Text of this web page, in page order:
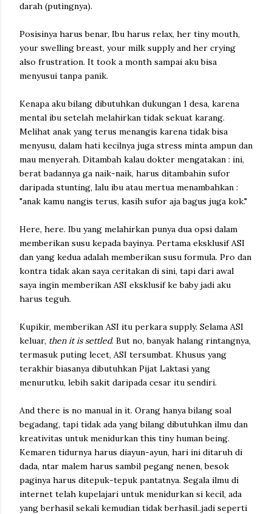
darah (putingnya).
Posisinya harus benar, Ibu harus relax, her tiny mouth,
your swelling breast, your milk supply and her crying
also frustration. It took a month sampai aku bisa
menyusui tanpa panik.
Kenapa aku bilang dibutuhkan dukungan 1 desa, karena
mental ibu setelah melahirkan tidak sekuat karang.
Melihat anak yang terus menangis karena tidak bisa
menyusu, dalam hati kecilnya juga stress minta ampun dan
mau menyerah. Ditambah kalau dokter mengatakan : ini,
berat badannya ga naik-naik, harus ditambahin sufor
daripada stunting, lalu ibu atau mertua menambahkan :
"anak kamu nangis terus, kasih sufor aja bagus juga kok."
Here, here. Ibu yang melahirkan punya dua opsi dalam
memberikan susu kepada bayinya. Pertama eksklusif ASI
dan yang kedua adalah memberikan susu formula. Pro dan
kontra tidak akan saya ceritakan di sini, tapi dari awal
saya ingin memberikan ASI eksklusif ke baby jadi aku
harus teguh.
Kupikir, memberikan ASI itu perkara supply. Selama ASI
keluar, then it is settled. But no, banyak halang rintangnya,
termasuk puting lecet, ASI tersumbat. Khusus yang
terakhir biasanya dibutuhkan Pijat Laktasi yang
menurutku, lebih sakit daripada cesar itu sendiri.
And there is no manual in it. Orang hanya bilang soal
begadang, tapi tidak ada yang bilang dibutuhkan ilmu dan
kreativitas untuk menidurkan this tiny human being.
Kemaren tidurnya harus diayun-ayun, hari ini ditaruh di
dada, ntar malem harus sambil pegang nenen, besok
paginya harus ditepuk-tepuk pantatnya. Segala ilmu di
internet telah kupelajari untuk menidurkan si kecil, ada
yang berhasil sekali kemudian tidak berhasil..jadi seperti